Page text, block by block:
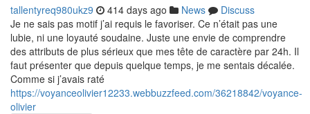
tallentyreq980ukz9 414 days ago News
Discuss
Je ne sais pas motif j’ai requis le favoriser. Ce n’était pas une
lubie, ni une loyauté soudaine. Juste une envie de comprendre
des attributs de plus sérieux que mes tête de caractère par 24h. Il
faut présenter que depuis quelque temps, je me sentais décalée.
Comme si j’avais raté
https://voyanceolivier12233.webbuzzfeed.com/36218842/voyance-
olivier